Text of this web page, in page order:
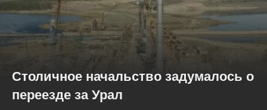
Столичное начальство задумалось о
переезде за Урал